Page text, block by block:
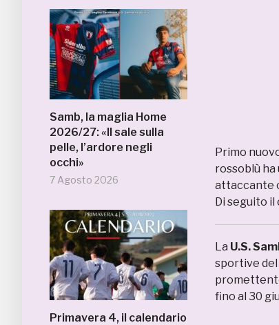
Samb, la maglia Home
2026/27: «Il sale sulla
pelle, l’ardore negli
occhi»
7 Agosto 2026
Primavera 4, il calendario
Primo
rossoblù ha
attaccante
Di seguito il
La U.S.
sportive
fino al 30